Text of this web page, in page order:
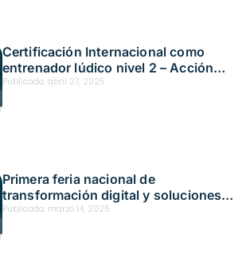
Certificación Internacional como
entrenador lúdico nivel 2 – Acción
educativa presencial – Neiva Fecha:
Publicado: abril 27, 2025
Primera feria nacional de
transformación digital y soluciones
tecnológicas en sst – acción
Publicado: marzo 14, 2025